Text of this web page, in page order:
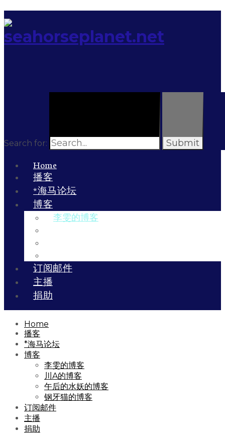
Search for:
Home
播客
*海马论坛
博客
李雯的博客
订阅邮件
主播
捐助
Home
播客
*海马论坛
博客
李雯的博客
川A的博客
午后的水妖的博客
钢牙猫的博客
订阅邮件
主播
捐助